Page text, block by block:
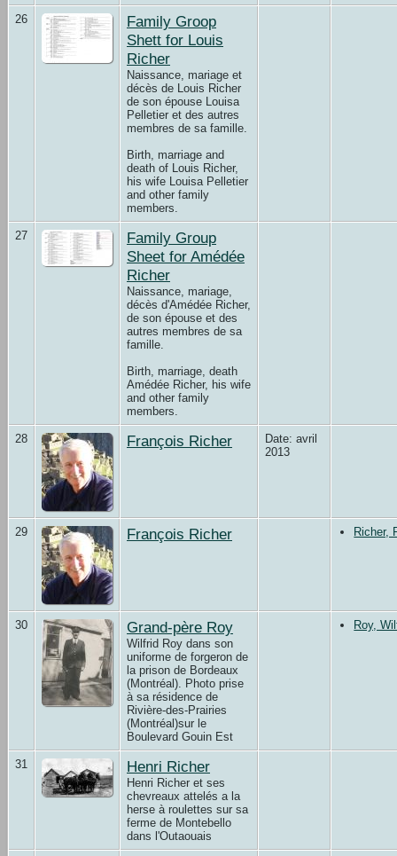
26
Family Groop
Shett for Louis
Richer
Naissance, mariage et
décès de Louis Richer
de son épouse Louisa
Pelletier et des autres
membres de sa famille.
Birth, marriage and
death of Louis Richer,
his wife Louisa Pelletier
and other family
members.
27
Family Group
Sheet for Amédée
Richer
Naissance, mariage,
décès d'Amédée Richer,
de son épouse et des
autres membres de sa
famille.
Birth, marriage, death
Amédée Richer, his wife
and other family
members.
28 François Richer
Date: avril
2013
29 François Richer Richer,
30 Grand-père Roy
Wilfrid Roy dans son
uniforme de forgeron de
la prison de Bordeaux
(Montréal). Photo prise
à sa résidence de
Rivière-des-Prairies
(Montréal)sur le
Boulevard Gouin Est
Roy,
31 Henri Richer
Henri Richer et ses
chevreaux attelés a la
herse à roulettes sur sa
ferme de Montebello
dans l'Outaouais